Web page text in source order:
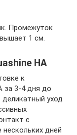
Промежуток
1 см.
HA
к
за 3-4 дня до
уход
с
дней